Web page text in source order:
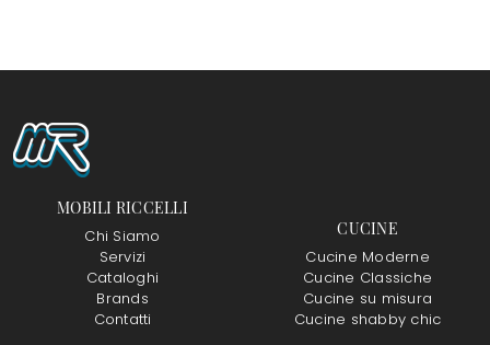
MOBILI RICCELLI
Chi Siamo
Servizi
Cataloghi
Brands
Contatti
CUCINE
Cucine Moderne
Cucine Classiche
Cucine su misura
Cucine shabby chic